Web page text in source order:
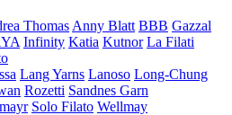
Thomas Anny Blatt BBB Gazzal
Infinity Katia Kutnor La Filati
Lang Yarns Lanoso Long-Chung
Rozetti Sandnes Garn
Solo Filato Wellmay